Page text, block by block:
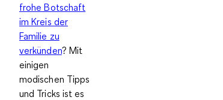
frohe Botschaft
im Kreis der
Familie zu
verkünden? Mit
einigen
modischen Tipps
und Tricks ist es